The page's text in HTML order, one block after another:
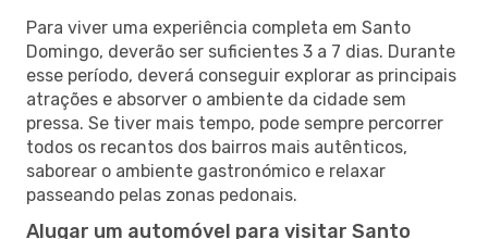
Para viver uma experiência completa em Santo
Domingo, deverão ser suficientes 3 a 7 dias. Durante
esse período, deverá conseguir explorar as principais
atrações e absorver o ambiente da cidade sem
pressa. Se tiver mais tempo, pode sempre percorrer
todos os recantos dos bairros mais autênticos,
saborear o ambiente gastronómico e relaxar
passeando pelas zonas pedonais.
Alugar um automóvel para visitar Santo